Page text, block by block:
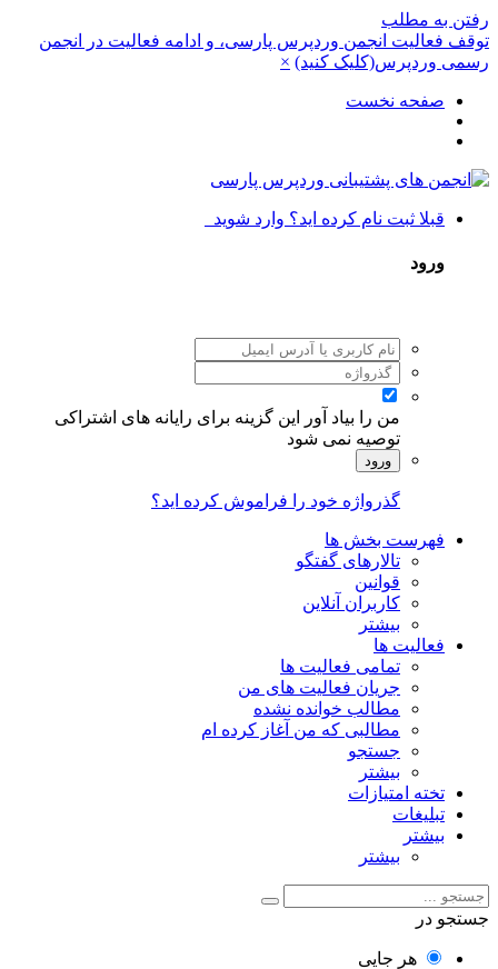
رفتن به مطلب
توقف فعالیت انجمن وردپرس پارسی، و ادامه فعالیت در انجمن
رسمی وردپرس(کلیک کنید) ×
صفحه نخست
قبلا ثبت نام کرده اید؟ وارد شوید
ورود
من را بیاد آور
این گزینه برای رایانه های اشتراکی
توصیه نمی شود
ورود
گذرواژه خود را فراموش کرده اید؟
فهرست بخش ها
تالارهای گفتگو
قوانین
کاربران آنلاین
بیشتر
فعالیت ها
تمامی فعالیت ها
جریان فعالیت های من
مطالب خوانده نشده
مطالبی که من آغاز کرده ام
جستجو
بیشتر
تخته امتیازات
تبلیغات
بیشتر
بیشتر
جستجو در
هر جایی